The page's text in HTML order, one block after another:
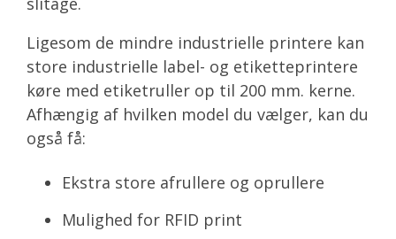
Ligesom de mindre industrielle printere kan
store industrielle label- og etiketteprintere
køre med etiketruller op til 200 mm. kerne.
Afhængig af hvilken model du vælger, kan du
også få:
Ekstra store afrullere og oprullere
Mulighed for RFID print